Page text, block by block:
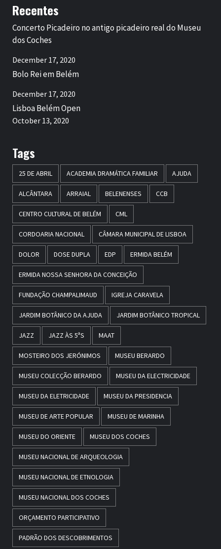
Recentes
Concerto Picadeiro no antigo picadeiro real do Museu
dos Coches
December 17, 2020
Bolo Rei em Belém
December 17, 2020
Lisboa Belém Open
October 13, 2020
Tags
25 DE ABRIL ACADEMIA DRAMÁTICA FAMILIAR AJUDA
ALCÂNTARA ARRAIAL BELENENSES CCB
CENTRO CULTURAL DE BELÉM CML
CORDOARIA NACIONAL CÂMARA MUNICIPAL DE LISBOA
DOLOR DOSE DUPLA EDP ERMIDA BELÉM
ERMIDA NOSSA SENHORA DA CONCEIÇÃO
FUNDAÇÃO CHAMPALIMAUD IGREJA CARAVELA
JARDIM BOTÂNICO DA AJUDA JARDIM BOTÂNICO TROPICAL
JAZZ JAZZ ÀS 5ªS MAAT
MOSTEIRO DOS JERÓNIMOS MUSEU BERARDO
MUSEU COLECÇÃO BERARDO MUSEU DA ELECTRICIDADE
MUSEU DA ELETRICIDADE MUSEU DA PRESIDENCIA
MUSEU DE ARTE POPULAR MUSEU DE MARINHA
MUSEU DO ORIENTE MUSEU DOS COCHES
MUSEU NACIONAL DE ARQUEOLOGIA
MUSEU NACIONAL DE ETNOLOGIA
MUSEU NACIONAL DOS COCHES
ORÇAMENTO PARTICIPATIVO
PADRÃO DOS DESCOBRIMENTOS